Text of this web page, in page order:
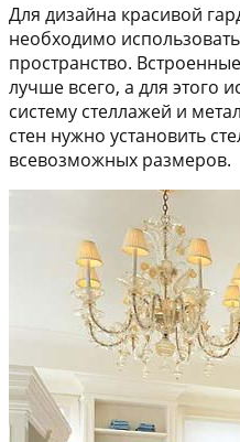
Для дизайна красивой
необходимо
пространство.
лучше всего, а для этого
систему стеллажей и
стен нужно установить
всевозможных размеров.